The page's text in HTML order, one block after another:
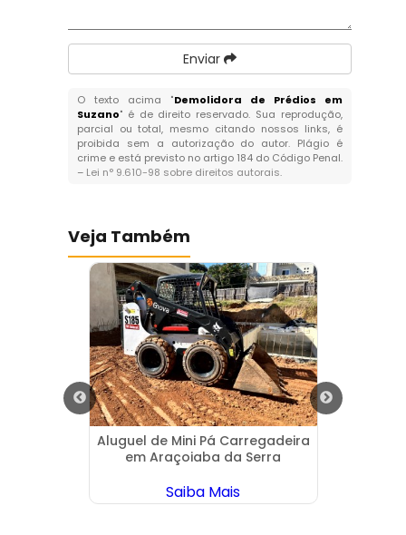
Enviar
O texto acima "Demolidora de Prédios em
Suzano" é de direito reservado. Sua reprodução,
parcial ou total, mesmo citando nossos links, é
proibida sem a autorização do autor. Plágio é
crime e está previsto no artigo 184 do Código Penal.
– Lei n° 9.610-98 sobre direitos autorais.
Veja Também
Aluguel de Mini Pá Carregadeira
em Araçoiaba da Serra
Saiba Mais